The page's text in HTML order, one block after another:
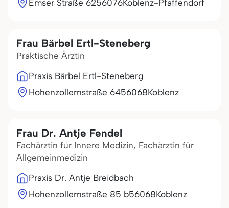
Emser Straße 6256076Koblenz-Pfaffendorf
Frau Bärbel Ertl-Steneberg
Praktische Ärztin
Praxis Bärbel Ertl-Steneberg
Hohenzollernstraße 6456068Koblenz
Frau Dr. Antje Fendel
Fachärztin für Innere Medizin, Fachärztin für
Allgemeinmedizin
Praxis Dr. Antje Breidbach
Hohenzollernstraße 85 b56068Koblenz